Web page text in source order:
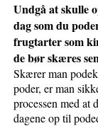
Undgå at skulle
dag som du
frugtarter som
de bør skæres
Skærer man
poder, er man
processen med at
dagene op til